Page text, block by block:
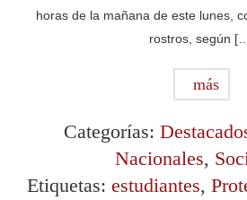
horas de la mañana de este lunes,
rostros, según
más
Categorías:
Nacionales,
Etiquetas: estudiantes,